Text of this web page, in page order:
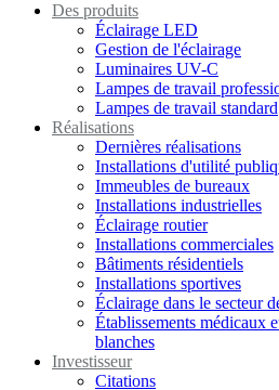
Des produits
Éclairage LED
Gestion de l'éclairage
Luminaires UV-C
Lampes de travail
Lampes de travail standard
Réalisations
Dernières réalisations
Installations d'utilité
Immeubles de bureaux
Installations industrielles
Éclairage routier
Installations commerciales
Bâtiments résidentiels
Installations sportives
Éclairage dans le secteur
Établissements médicaux
blanches
Investisseur
Citations